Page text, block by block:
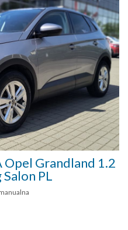
Opel Grandland 1.2
PL